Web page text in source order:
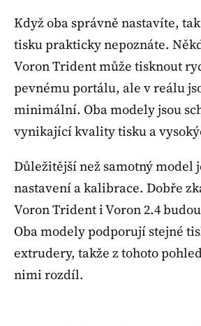
Když oba správně nastavíte,
tisku prakticky nepoznáte.
Voron Trident může tisknout
pevnému portálu, ale v reálu
minimální. Oba modely jsou
vynikající kvality tisku a
Důležitější než samotný model
nastavení a kalibrace. Dobře
Voron Trident i Voron 2.4
Oba modely podporují stejné
extrudery, takže z tohoto
nimi rozdíl.